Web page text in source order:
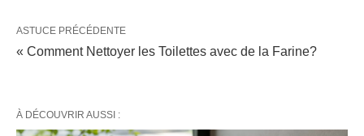
ASTUCE PRÉCÉDENTE
« Comment Nettoyer les Toilettes avec de la Farine?
À DÉCOUVRIR AUSSI :